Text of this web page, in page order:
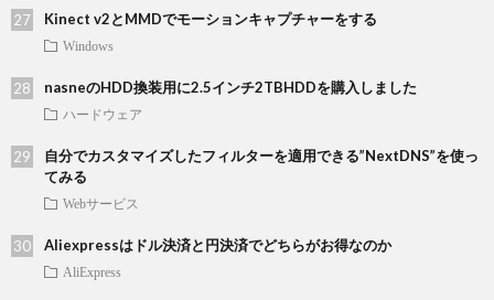
Kinect v2とMMDでモーションキャプチャーをする
Windows
nasneのHDD換装用に2.5インチ2TBHDDを購入しました
ハードウェア
自分でカスタマイズしたフィルターを適用できる”NextDNS”を使っ
てみる
Webサービス
Aliexpressはドル決済と円決済でどちらがお得なのか
AliExpress